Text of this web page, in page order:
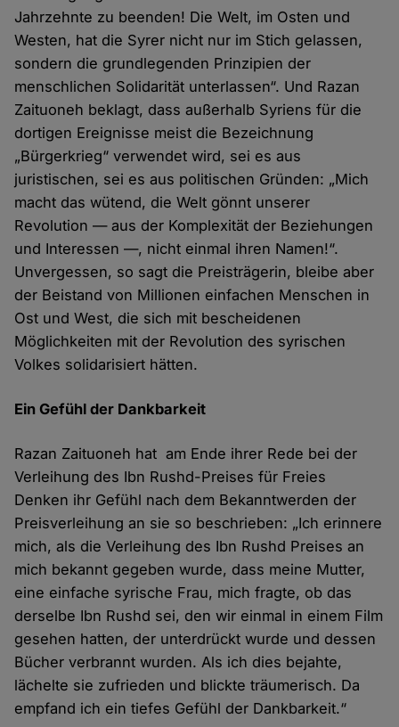
Jahrzehnte zu beenden! Die Welt, im Osten und
Westen, hat die Syrer nicht nur im Stich gelassen,
sondern die grundlegenden Prinzipien der
menschlichen Solidarität unterlassen“. Und Razan
Zaituoneh beklagt, dass außerhalb Syriens für die
dortigen Ereignisse meist die Bezeichnung
„Bürgerkrieg“ verwendet wird, sei es aus
juristischen, sei es aus politischen Gründen: „Mich
macht das wütend, die Welt gönnt unserer
Revolution — aus der Komplexität der Beziehungen
und Interessen —, nicht einmal ihren Namen!“.
Unvergessen, so sagt die Preisträgerin, bleibe aber
der Beistand von Millionen einfachen Menschen in
Ost und West, die sich mit bescheidenen
Möglichkeiten mit der Revolution des syrischen
Volkes solidarisiert hätten.
Ein Gefühl d​er Dankbarkeit
Razan Zaituoneh hat am Ende ihrer Rede bei der
Verleihung des Ibn Rushd-Preises für Freies
Denken ihr Gefühl nach dem Bekanntwerden der
Preisverleihung an sie so beschrieben: „Ich erinnere
mich, als die Verleihung des Ibn Rushd Preises an
mich bekannt gegeben wurde, dass meine Mutter,
eine einfache syrische Frau, mich fragte, ob das
derselbe Ibn Rushd sei, den wir einmal in einem Film
gesehen hatten, der unterdrückt wurde und dessen
Bücher verbrannt wurden. Als ich dies bejahte,
lächelte sie zufrieden und blickte träumerisch. Da
empfand ich ein tiefes Gefühl der Dankbarkeit.“